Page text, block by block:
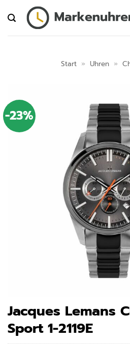
Inhalt
springen
Start » Uhren »
-23%
Jacques Lemans
Sport 1-2119E